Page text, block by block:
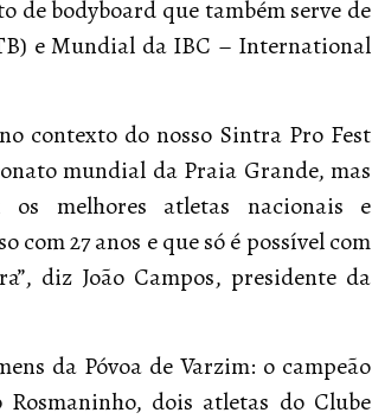
de bodyboard que também serve de
e Mundial da IBC – International
contexto do nosso Sintra Pro Fest
mundial da Praia Grande, mas
melhores atletas nacionais e
27 anos e que só é possível com
diz João Campos, presidente da
da Póvoa de Varzim: o campeão
dois atletas do Clube